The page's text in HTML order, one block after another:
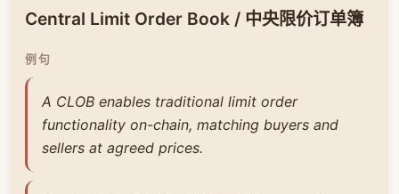
Central Limit Order Book / 中央限价订单簿
例句
A CLOB enables traditional limit order
functionality on-chain, matching buyers and
sellers at agreed prices.